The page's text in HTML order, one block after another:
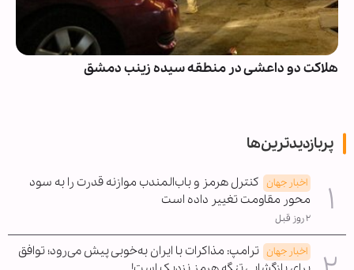
هلاکت دو داعشی در منطقه سیده زینب دمشق
پربازدیدترین‌ها
اخبار جهان کنترل هرمز و باب‌المندب موازنه قدرت را به سود
محور مقاومت تغییر داده است
۲ روز قبل
اخبار جهان ترامپ: مذاکرات با ایران به‌خوبی پیش می‌رود؛ توافق